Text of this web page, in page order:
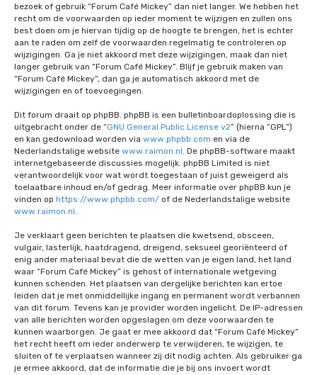
bezoek of gebruik “Forum Café Mickey” dan niet langer. We hebben het
recht om de voorwaarden op ieder moment te wijzigen en zullen ons
best doen om je hiervan tijdig op de hoogte te brengen, het is echter
aan te raden om zelf de voorwaarden regelmatig te controleren op
wijzigingen. Ga je niet akkoord met deze wijzigingen, maak dan niet
langer gebruik van “Forum Café Mickey”. Blijf je gebruik maken van
“Forum Café Mickey”, dan ga je automatisch akkoord met de
wijzigingen en of toevoegingen.
Dit forum draait op phpBB. phpBB is een bulletinboardoplossing die is
uitgebracht onder de “GNU General Public License v2” (hierna “GPL”)
en kan gedownload worden via www.phpbb.com en via de
Nederlandstalige website www.raimon.nl . De phpBB-software maakt
internetgebaseerde discussies mogelijk. phpBB Limited is niet
verantwoordelijk voor wat wordt toegestaan of juist geweigerd als
toelaatbare inhoud en/of gedrag. Meer informatie over phpBB kun je
vinden op https://www.phpbb.com/ of de Nederlandstalige website
www.raimon.nl
Je verklaart geen berichten te plaatsen die kwetsend, obsceen,
vulgair, lasterlijk, haatdragend, dreigend, seksueel georiënteerd of
enig ander materiaal bevat die de wetten van je eigen land, het land
waar “Forum Café Mickey” is gehost of internationale wetgeving
kunnen schenden. Het plaatsen van dergelijke berichten kan ertoe
leiden dat je met onmiddellijke ingang en permanent wordt verbannen
van dit forum. Tevens kan je provider worden ingelicht. De IP-adressen
van alle berichten worden opgeslagen om deze voorwaarden te
kunnen waarborgen. Je gaat er mee akkoord dat “Forum Café Mickey”
het recht heeft om ieder onderwerp te verwijderen, te wijzigen, te
sluiten of te verplaatsen wanneer zij dit nodig achten. Als gebruiker ga
je ermee akkoord, dat de informatie die je bij ons invoert wordt